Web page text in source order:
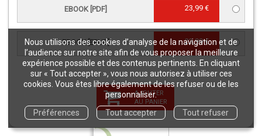
Nous utilisons des cookies d’analyse de la navigation et de
l’audience sur notre site afin de vous proposer la meilleure
expérience possible et des contenus pertinents. En cliquant
sur « Tout accepter », vous nous autorisez à utiliser ces
cookies. Vous êtes libre également de les refuser ou de les
personnaliser.
Préférences
Tout accepter Tout refuser
EBOOK [PDF] 23,99 €
EBOOK [EPUB] 23,99 €
AJOUTER
AU PANIER